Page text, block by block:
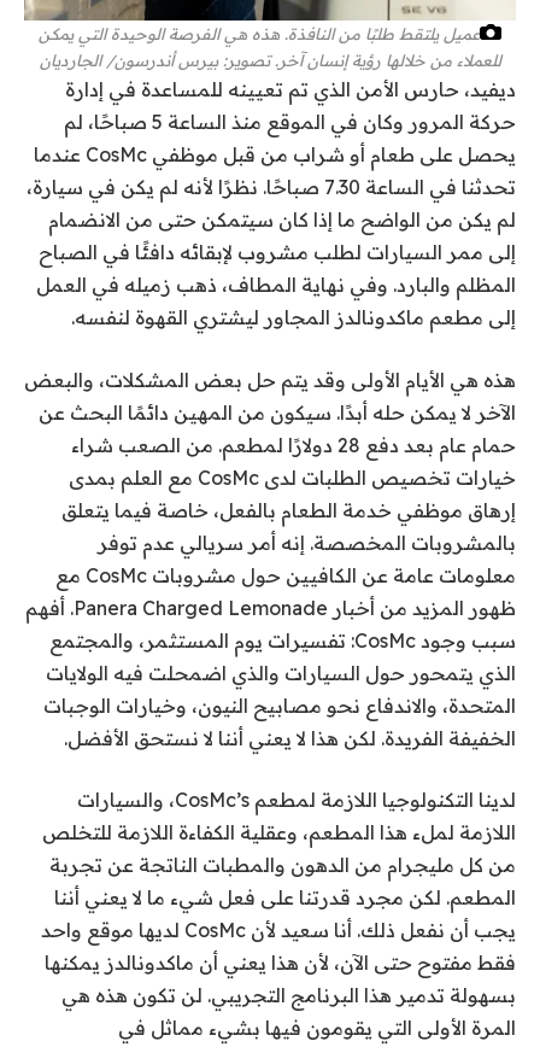
عميل يلتقط طلبًا من النافذة. هذه هي الفرصة الوحيدة التي يمكن
للعملاء من خلالها رؤية إنسان آخر.تصوير: بيرس أندرسون/ الجارديان
ديفيد، حارس الأمن الذي تم تعيينه للمساعدة في إدارة
حركة المرور وكان في الموقع منذ الساعة 5 صباحًا، لم
يحصل على طعام أو شراب من قبل موظفي CosMc عندما
تحدثنا في الساعة 7.30 صباحًا. نظرًا لأنه لم يكن في سيارة،
لم يكن من الواضح ما إذا كان سيتمكن حتى من الانضمام
إلى ممر السيارات لطلب مشروب لإبقائه دافئًا في الصباح
المظلم والبارد. وفي نهاية المطاف، ذهب زميله في العمل
إلى مطعم ماكدونالدز المجاور ليشتري القهوة لنفسه.
هذه هي الأيام الأولى وقد يتم حل بعض المشكلات، والبعض
الآخر لا يمكن حله أبدًا. سيكون من المهين دائمًا البحث عن
حمام عام بعد دفع 28 دولارًا لمطعم. من الصعب شراء
خيارات تخصيص الطلبات لدى CosMc مع العلم بمدى
إرهاق موظفي خدمة الطعام بالفعل، خاصة فيما يتعلق
بالمشروبات المخصصة. إنه أمر سريالي عدم توفر
معلومات عامة عن الكافيين حول مشروبات CosMc مع
ظهور المزيد من أخبار Panera Charged Lemonade. أفهم
سبب وجود CosMc: تفسيرات يوم المستثمر، والمجتمع
الذي يتمحور حول السيارات والذي اضمحلت فيه الولايات
المتحدة، والاندفاع نحو مصابيح النيون، وخيارات الوجبات
الخفيفة الفريدة. لكن هذا لا يعني أننا لا نستحق الأفضل.
لدينا التكنولوجيا اللازمة لمطعم CosMc’s، والسيارات
اللازمة لملء هذا المطعم، وعقلية الكفاءة اللازمة للتخلص
من كل مليجرام من الدهون والمطبات الناتجة عن تجربة
المطعم. لكن مجرد قدرتنا على فعل شيء ما لا يعني أننا
يجب أن نفعل ذلك. أنا سعيد لأن CosMc لديها موقع واحد
فقط مفتوح حتى الآن، لأن هذا يعني أن ماكدونالدز يمكنها
بسهولة تدمير هذا البرنامج التجريبي. لن تكون هذه هي
المرة الأولى التي يقومون فيها بشيء مماثل في